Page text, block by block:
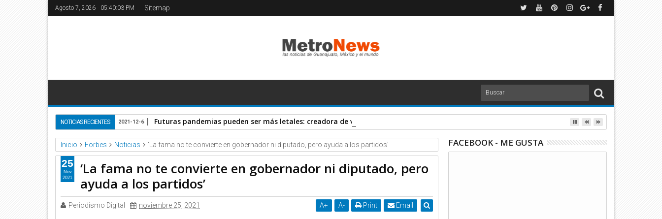
Agosto 7, 2026 05:40:04 PM Sitemap
NOTICIAS RECIENTES Futuras pandemias pueden ser más letales: creadora de vacuna AstraZeneca
2021-12-6
Inicio Forbes Noticias ‘La fama no te convierte en gobernador ni diputado, pero ayuda a los partidos’
‘La fama no te convierte en gobernador ni diputado, pero
ayuda a los partidos’
Periodismo Digital noviembre 25, 2021 A+ A- Print Email
25
Nov
2021
FACEBOOK - ME GUSTA